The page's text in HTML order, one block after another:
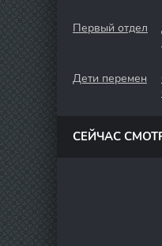
Первый отдел
Дети перемен
СЕЙЧАС